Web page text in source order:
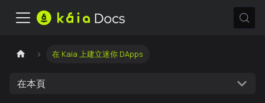
在 Kaia 上建立迷你 DApps
在本頁